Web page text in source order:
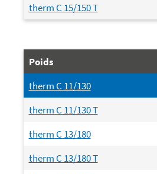
therm C 15/150 T
Poids
therm C 11/130
therm C 11/130 T
therm C 13/180
therm C 13/180 T